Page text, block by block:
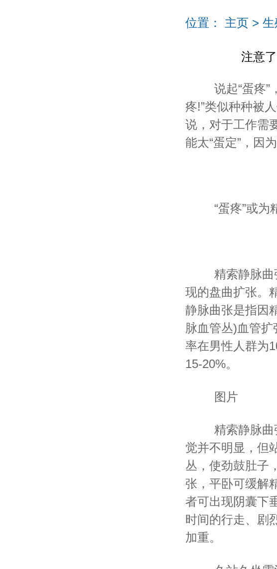
位置： 主页 > 生
注意
说起“蛋疼”
疼!”类似种种被
说，对于工作需
能太“蛋定”，因
“蛋疼”或为
精索静脉曲
现的盘曲扩张。
静脉曲张是指因
脉血管丛)血管
率在男性人群为
15-20%。
图片
精索静脉曲
觉并不明显，但
丛，使劲鼓肚子
张，平卧可缓解
者可出现阴囊下
时间的行走、剧
加重。